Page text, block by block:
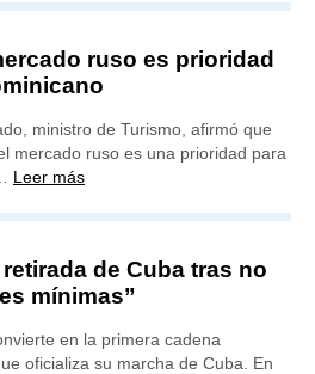
ruso es prioridad
ministro de Turismo, afirmó que
mercado ruso es una prioridad para
Leer más
de Cuba tras no
mínimas”
en la primera cadena
oficializa su marcha de Cuba. En